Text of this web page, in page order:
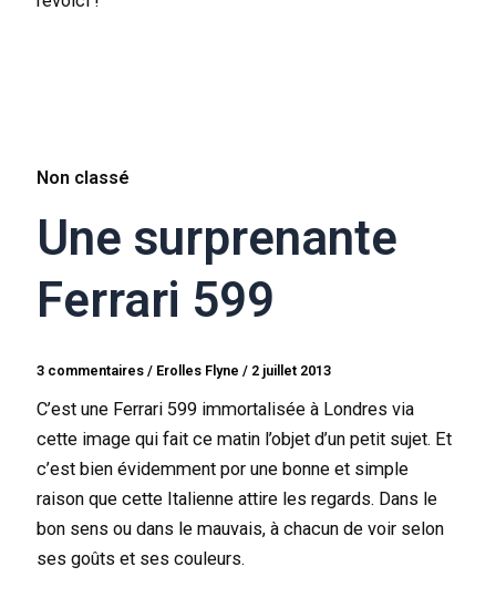
Non classé
Une surprenante
Ferrari 599
3 commentaires / Erolles Flyne/ 2 juillet 2013
C’est une Ferrari 599 immortalisée à Londres via
cette image qui fait ce matin l’objet d’un petit sujet. Et
c’est bien évidemment por une bonne et simple
raison que cette Italienne attire les regards. Dans le
bon sens ou dans le mauvais, à chacun de voir selon
ses goûts et ses couleurs.